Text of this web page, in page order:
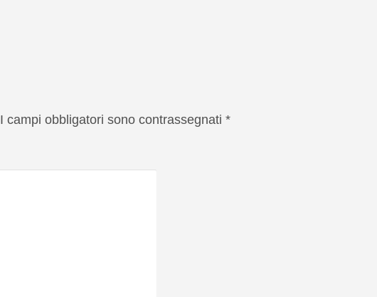
I campi obbligatori sono contrassegnati *